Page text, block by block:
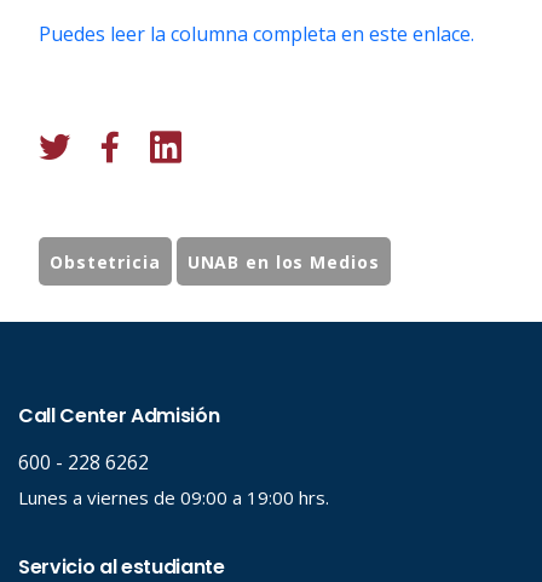
Puedes leer la columna completa en este enlace.
Obstetricia UNAB en los Medios